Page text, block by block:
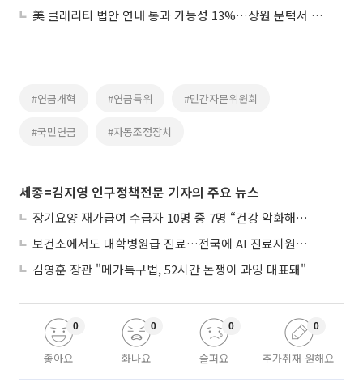
美 클래리티 법안 연내 통과 가능성 13%…상원 문턱서 제동
#연금개혁 #연금특위 #민간자문위원회
#국민연금 #자동조정장치
세종=김지영 인구정책전문 기자의 주요 뉴스
장기요양 재가급여 수급자 10명 중 7명 “건강 악화해도 집에서”
보건소에서도 대학병원급 진료…전국에 AI 진료지원도구 보급
김영훈 장관 "메가특구법, 52시간 논쟁이 과잉 대표돼"
좋아요
0
화나요
0
슬퍼요
0
추가취재 원해요
0